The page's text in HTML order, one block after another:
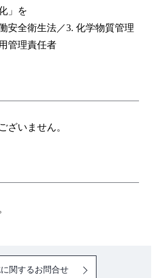
」を
安全衛生法／3. 化学物質管理
管理責任者
ざいません。
関するお問合せ